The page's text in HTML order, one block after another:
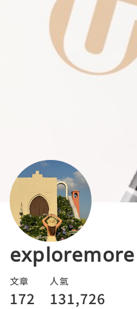
exploremore
文章
172
人氣
131,726